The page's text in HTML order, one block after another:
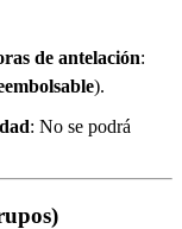
de antelación:
).
: No se podrá